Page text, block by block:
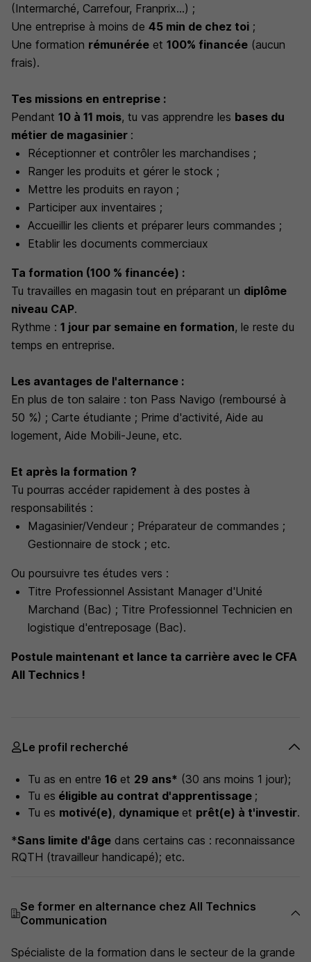
(Intermarché, Carrefour, Franprix...) ;
Une entreprise à moins de 45 min de chez toi ;
Une formation rémunérée et 100% financée (aucun
frais).
Tes missions en entreprise :
Pendant 10 à 11 mois, tu vas apprendre les bases du
métier de magasinier :
Réceptionner et contrôler les marchandises ;
Ranger les produits et gérer le stock ;
Mettre les produits en rayon ;
Participer aux inventaires ;
Accueillir les clients et préparer leurs commandes ;
Etablir les documents commerciaux
Ta formation (100 % financée) :
Tu travailles en magasin tout en préparant un diplôme
niveau CAP.
Rythme : 1 jour par semaine en formation, le reste du
temps en entreprise.
Les avantages de l'alternance :
En plus de ton salaire : ton Pass Navigo (remboursé à
50 %) ; Carte étudiante ; Prime d'activité, Aide au
logement, Aide Mobili-Jeune, etc.
Et après la formation ?
Tu pourras accéder rapidement à des postes à
responsabilités :
Magasinier/Vendeur ; Préparateur de commandes ;
Gestionnaire de stock ; etc.
Ou poursuivre tes études vers :
Titre Professionnel Assistant Manager d'Unité
Marchand (Bac) ; Titre Professionnel Technicien en
logistique d'entreposage (Bac).
Postule maintenant et lance ta carrière avec le CFA
All Technics !
Le profil recherché
Tu as en entre 16 et 29 ans* (30 ans moins 1 jour);
Tu es éligible au contrat d'apprentissage ;
Tu es motivé(e), dynamique et prêt(e) à t'investir.
*Sans limite d'âge dans certains cas : reconnaissance
RQTH (travailleur handicapé); etc.
Se former en alternance chez All Technics
Communication
Spécialiste de la formation dans le secteur de la grande